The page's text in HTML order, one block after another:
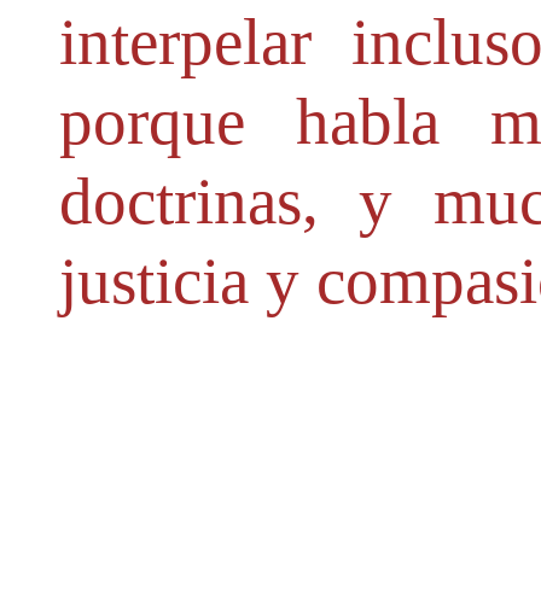
interpelar
porque habla
doctrinas, y
justicia y